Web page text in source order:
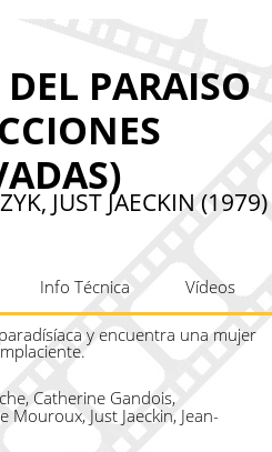
PARAISO
JUST JAECKIN (1979)
Info Técnica Vídeos
y encuentra una mujer
Catherine Gandois,
Mouroux, Just Jaeckin, Jean-